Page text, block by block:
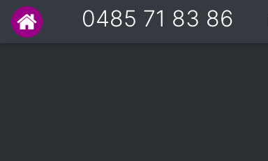
0485 71 83 86